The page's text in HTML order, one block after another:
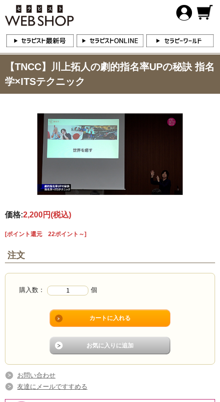
【TNCC】川上拓人の劇的指名率UPの秘訣 指名
学×ITSテクニック
価格:2,200円(税込)
[ポイント還元 22ポイント～]
注文
購入数： 個
お問い合わせ
友達にメールですすめる